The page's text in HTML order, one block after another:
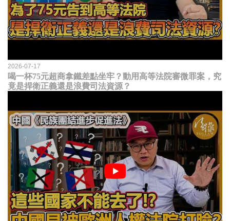
2026-07-17
喝一杯75元超商拿鐵差點坐牢？動用高等法院審微罪案，究
竟是捍衛正義還是浪費司法資源？